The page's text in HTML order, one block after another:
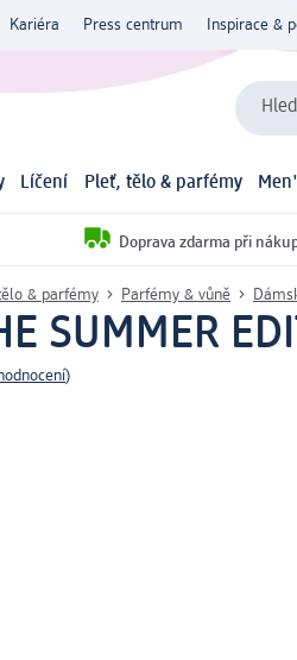
Kariéra Press centrum Inspirace &
Líčení Pleť, tělo & parfémy
Doprava zdarma při
& parfémy Parfémy & vůně
SUMMER
)